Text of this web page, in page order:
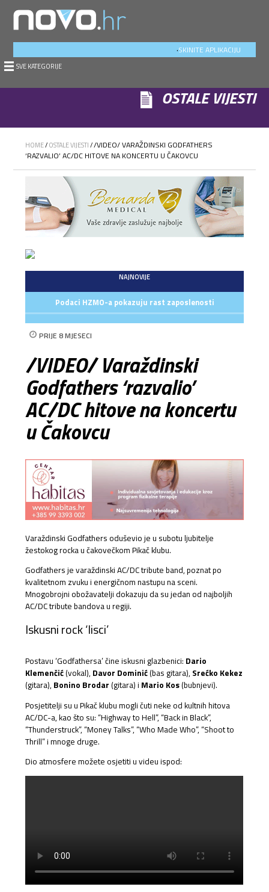
SKINITE APLIKACIJU
.
SVE KATEGORIJE
OSTALE VIJESTI
HOME/OSTALE VIJESTI//VIDEO/ VARAŽDINSKI GODFATHERS
‘RAZVALIO’ AC/DC HITOVE NA KONCERTU U ČAKOVCU
NAJNOVIJE
Podaci HZMO-a pokazuju rast zaposlenosti
PRIJE 8 MJESECI
/VIDEO/ Varaždinski
Godfathers ‘razvalio’
AC/DC hitove na koncertu
u Čakovcu
Varaždinski Godfathers oduševio je u subotu ljubitelje
žestokog rocka u čakovečkom Pikač klubu.
Godfathers je varaždinski AC/DC tribute band, poznat po
kvalitetnom zvuku i energičnom nastupu na sceni.
Mnogobrojni obožavatelji dokazuju da su jedan od najboljih
AC/DC tribute bandova u regiji.
Iskusni rock ‘lisci’
Postavu ‘Godfathersa’ čine iskusni glazbenici: Dario
Klemenčić (vokal), Davor Dominić (bas gitara), Srećko Kekez
(gitara), Bonino Brodar (gitara) i Mario Kos (bubnjevi).
Posjetitelji su u Pikač klubu mogli čuti neke od kultnih hitova
AC/DC-a, kao što su: “Highway to Hell”, “Back in Black”,
“Thunderstruck”, “Money Talks”, “Who Made Who”, “Shoot to
Thrill” i mnoge druge.
Dio atmosfere možete osjetiti u videu ispod: